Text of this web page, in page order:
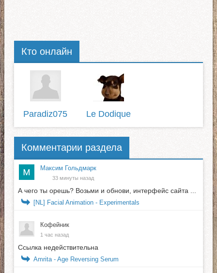
Кто онлайн
Paradiz075 Le Dodique
Комментарии раздела
Максим Гольдмарк
33 минуты назад
А чего ты орешь? Возьми и обнови, интерфейс сайта ...
[NL] Facial Animation - Experimentals
Кофейник
1 час назад
Ссылка недействительна
Amrita - Age Reversing Serum